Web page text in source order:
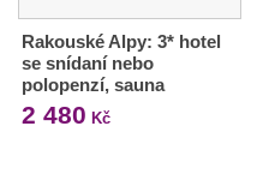
Rakouské Alpy: 3* hotel
se snídaní nebo
polopenzí, sauna
2 480 Kč